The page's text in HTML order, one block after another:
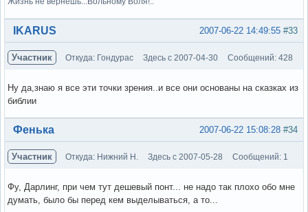
Вне форума #33
2007-06-22 14:49:55
IKARUS
Участник Откуда: Гондурас Здесь с 2007-04-30 Сообщений: 428
Ну да,знаю я все эти точки зрения..и все они основаны на сказках из
библии
Вне форума #34
2007-06-22 15:08:28
Фенька
Участник Откуда: Нижний Н. Здесь с 2007-05-28 Сообщений: 1
Фу, Дарлинг, при чем тут дешевый понт... не надо так плохо обо мне
думать, было бы перед кем выделываться, а то...